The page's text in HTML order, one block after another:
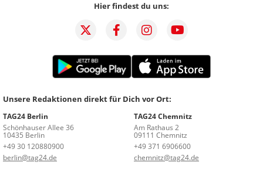
Hier findest du uns:
Unsere Redaktionen direkt für Dich vor Ort:
TAG24 Berlin
Schönhauser Allee 36
10435 Berlin
+49 30 120880900
berlin@tag24.de
TAG24 Chemnitz
Am Rathaus 2
09111 Chemnitz
+49 371 6906600
chemnitz@tag24.de